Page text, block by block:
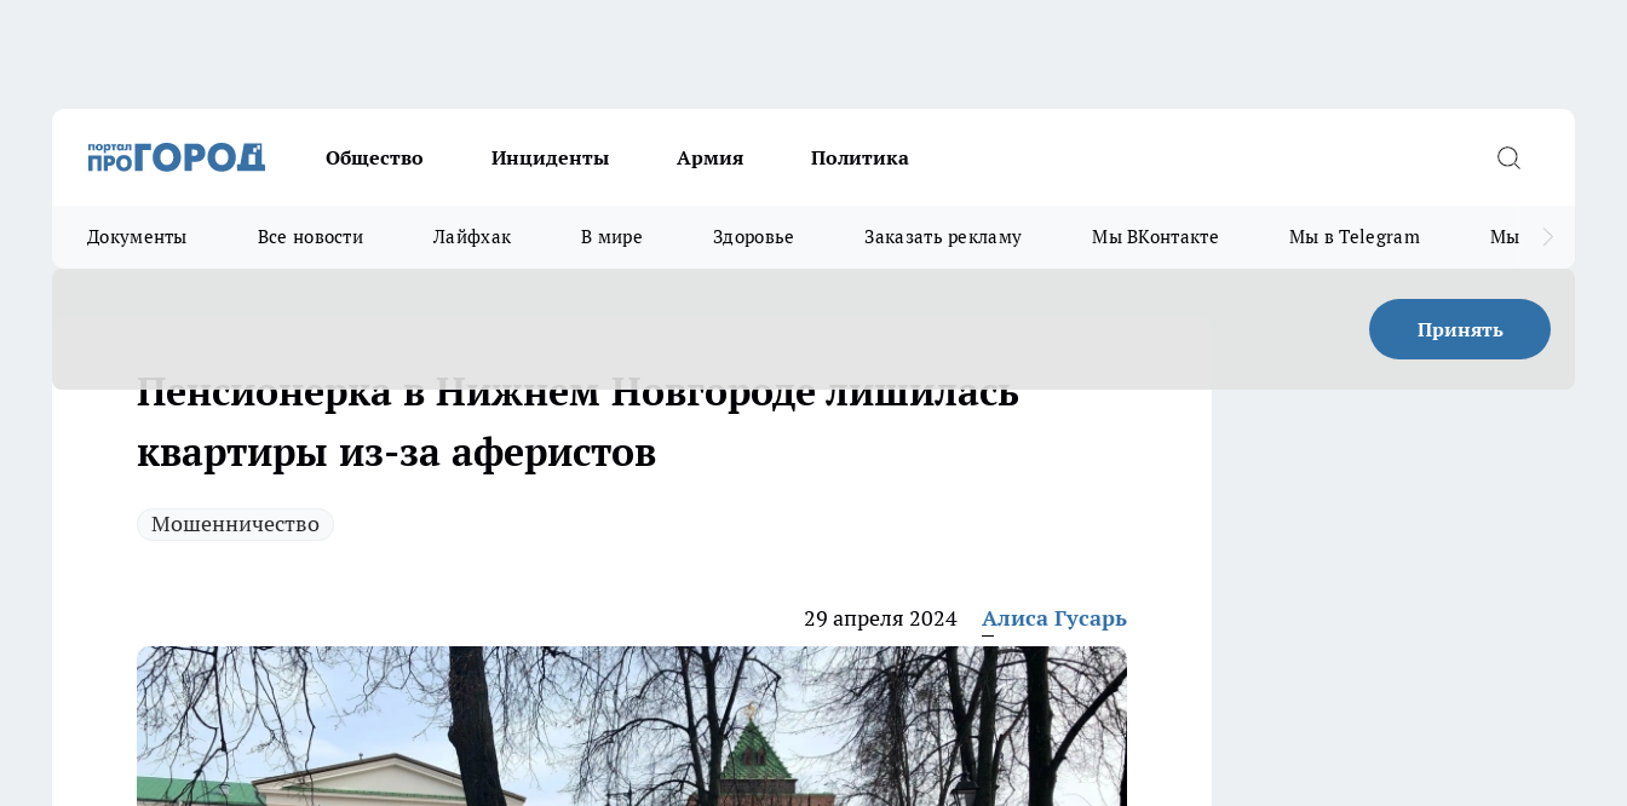
Общество Инциденты Армия Политика
Документы Все новости Лайфхак В мире Здоровье Заказать рекламу Мы ВКонтакте Мы в Telegram Мы в MAX
Принять
Пенсионерка в Нижнем Новгороде лишилась
квартиры из-за аферистов
Мошенничество
29 апреля 2024 Алиса Гусарь